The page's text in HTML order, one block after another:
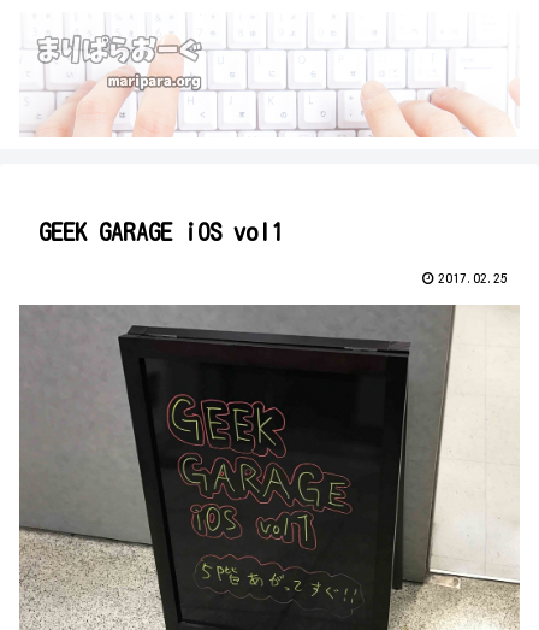
GEEK GARAGE iOS vol1
2017.02.25